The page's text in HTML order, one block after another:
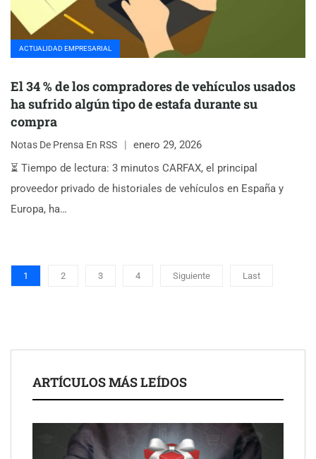
ACTUALIDAD EMPRESARIAL
El 34 % de los compradores de vehículos usados
ha sufrido algún tipo de estafa durante su
compra
Notas De Prensa En RSS
enero 29, 2026
⏳ Tiempo de lectura: 3 minutos CARFAX, el principal
proveedor privado de historiales de vehículos en España y
Europa, ha…
1 2 3 4 Siguiente Last
ARTÍCULOS MÁS LEÍDOS